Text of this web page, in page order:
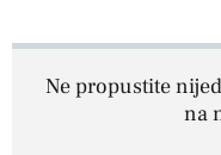
Ne propustite
na